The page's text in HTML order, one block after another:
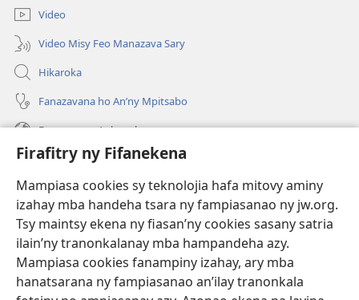
Firafitry ny Fifanekena
Mampiasa cookies sy teknolojia hafa mitovy aminy
izahay mba handeha tsara ny fampiasanao ny jw.org.
Tsy maintsy ekena ny fiasan’ny cookies sasany satria
ilain’ny tranonkalanay mba hampandeha azy.
Mampiasa cookies fanampiny izahay, ary mba
hanatsarana ny fampiasanao an’ilay tranonkala
Video
Video Misy Feo Manazava Sary
Hikaroka
Fanazavana ho An’ny Mpitsabo
Fanazavana Ankapobeny
Fanampiana
Fanomezana
(manokatra
rohy)
FITEHIRIZAM-BOKIN’NY Vavolombelon’i Jehovah
(manokatra
rohy)
JW Hub
(manokatra